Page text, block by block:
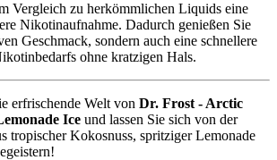
Vergleich zu herkömmlichen Liquids eine
Nikotinaufnahme. Dadurch genießen Sie
Geschmack, sondern auch eine schnellere
ohne kratzigen Hals.
erfrischende Welt von Dr. Frost - Arctic
Ice und lassen Sie sich von der
tropischer Kokosnuss, spritziger Lemonade